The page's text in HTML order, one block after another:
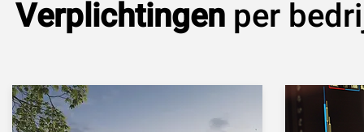
Verplichtingen per